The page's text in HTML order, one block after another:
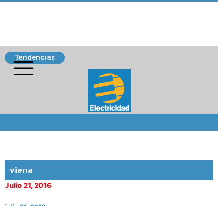
Tendencias
viena
Julio 21, 2016